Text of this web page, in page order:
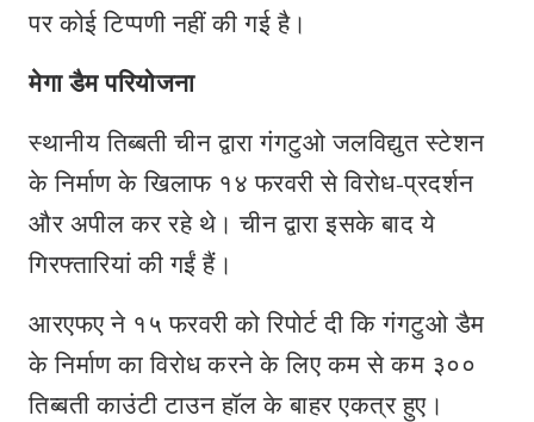
पर कोई टिप्पणी नहीं की गई है।
मेगा डैम परियोजना
स्थानीय तिब्बती चीन द्वारा गंगटुओ जलविद्युत स्टेशन
के निर्माण के खिलाफ १४ फरवरी से विरोध-प्रदर्शन
और अपील कर रहे थे। चीन द्वारा इसके बाद ये
गिरफ्तारियां की गईं हैं।
आरएफए ने १५ फरवरी को रिपोर्ट दी कि गंगटुओ डैम
के निर्माण का विरोध करने के लिए कम से कम ३००
तिब्बती काउंटी टाउन हॉल के बाहर एकत्र हुए।